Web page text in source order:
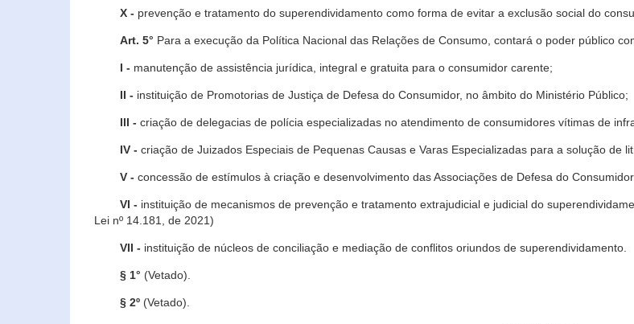
X - prevenção e tratamento do superendividamento como forma de evitar a exclusão social do
Art. 5° Para a execução da Política Nacional das Relações de Consumo, contará o poder público
I - manutenção de assistência jurídica, integral e gratuita para o consumidor carente;
II - instituição de Promotorias de Justiça de Defesa do Consumidor, no âmbito do Ministério Público;
III - criação de delegacias de polícia especializadas no atendimento de consumidores vítimas de
IV - criação de Juizados Especiais de Pequenas Causas e Varas Especializadas para a solução de
V - concessão de estímulos à criação e desenvolvimento das Associações de Defesa do Consumidor.
VI - instituição de mecanismos de prevenção e tratamento extrajudicial e judicial do
Lei nº 14.181, de 2021)
VII - instituição de núcleos de conciliação e mediação de conflitos oriundos de
§ 1° (Vetado).
§ 2º (Vetado).